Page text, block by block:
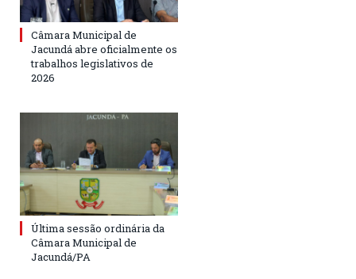
Câmara Municipal de
Jacundá abre oficialmente os
trabalhos legislativos de
2026
Última sessão ordinária da
Câmara Municipal de
Jacundá/PA